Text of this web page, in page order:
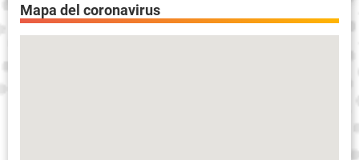
Mapa del coronavirus